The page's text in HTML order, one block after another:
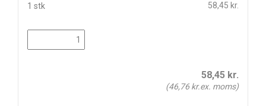
1 stk 58,45 kr.
58,45 kr.
(46,76 kr.ex. moms)